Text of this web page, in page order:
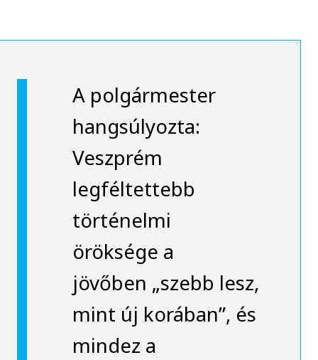
A polgármester
hangsúlyozta:
Veszprém
legféltettebb
történelmi
öröksége a
jövőben „szebb lesz,
mint új korában”, és
mindez a